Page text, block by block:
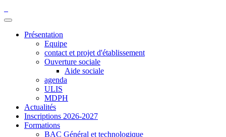
Présentation
Equipe
contact et projet d'établissement
Ouverture sociale
Aide sociale
agenda
ULIS
MDPH
Actualités
Inscriptions 2026-2027
Formations
BAC Général et technologique